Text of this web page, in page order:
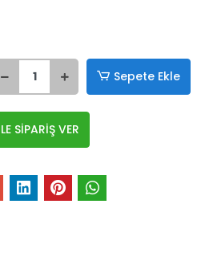
Sepete Ekle
SİPARİŞ VER